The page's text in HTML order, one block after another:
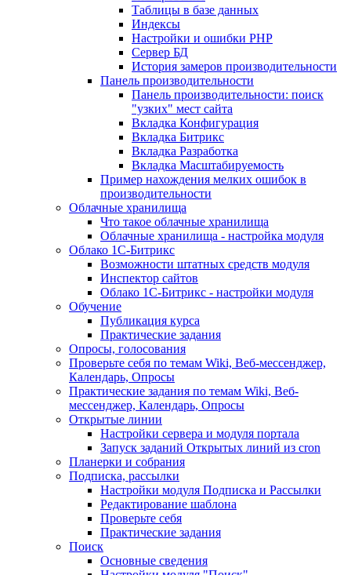
Таблицы в базе данных
Индексы
Настройки и ошибки PHP
Сервер БД
История замеров производительности
Панель производительности
Панель производительности: поиск
"узких" мест сайта
Вкладка Конфигурация
Вкладка Битрикс
Вкладка Разработка
Вкладка Масштабируемость
Пример нахождения мелких ошибок в
производительности
Облачные хранилища
Что такое облачные хранилища
Облачные хранилища - настройка модуля
Облако 1С-Битрикс
Возможности штатных средств модуля
Инспектор сайтов
Облако 1С-Битрикс - настройки модуля
Обучение
Публикация курса
Практические задания
Опросы, голосования
Проверьте себя по темам Wiki, Веб-мессенджер,
Календарь, Опросы
Практические задания по темам Wiki, Веб-
мессенджер, Календарь, Опросы
Открытые линии
Настройки сервера и модуля портала
Запуск заданий Открытых линий из cron
Планерки и собрания
Подписка, рассылки
Настройки модуля Подписка и Рассылки
Редактирование шаблона
Проверьте себя
Практические задания
Поиск
Основные сведения